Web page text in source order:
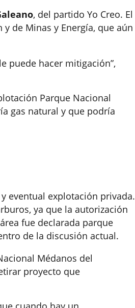
, del partido Yo Creo. El
de Minas y Energía, que aún
puede hacer mitigación”,
Parque Nacional
gas natural y que podría
eventual explotación privada.
ya que la autorización
fue declarada parque
de la discusión actual.
Médanos del
proyecto que